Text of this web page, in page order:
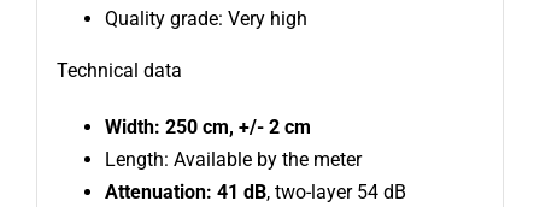
Quality grade: Very high
Technical data
Width: 250 cm, +/- 2 cm
Length: Available by the meter
Attenuation: 41 dB, two-layer 54 dB